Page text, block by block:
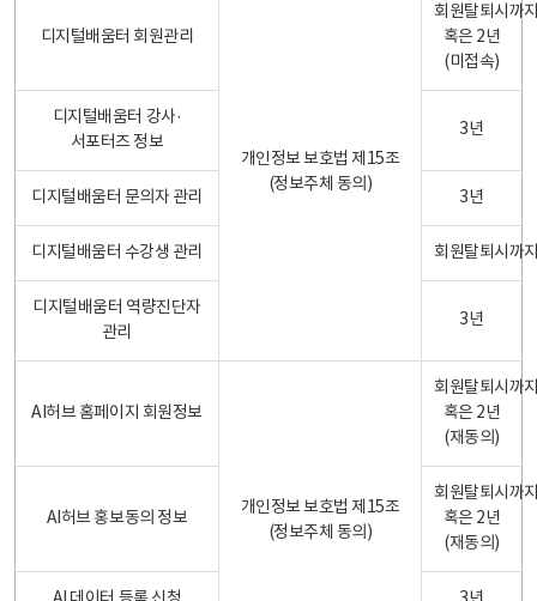
디지털배움터 회원관리
개인정보 보호법 제15조
(정보주체 동의)
회원탈퇴시까
혹은 2년
(미접속)
디지털배움터 강사·
서포터즈 정보
3년
디지털배움터 문의자 관리 3년
디지털배움터 수강생 관리 회원탈퇴시까
디지털배움터 역량진단자
관리
3년
AI허브 홈페이지 회원정보
개인정보 보호법 제15조
(정보주체 동의)
회원탈퇴시까
혹은 2년
(재동의)
AI허브 홍보동의 정보
회원탈퇴시까
혹은 2년
(재동의)